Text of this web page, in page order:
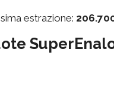
estrazione: